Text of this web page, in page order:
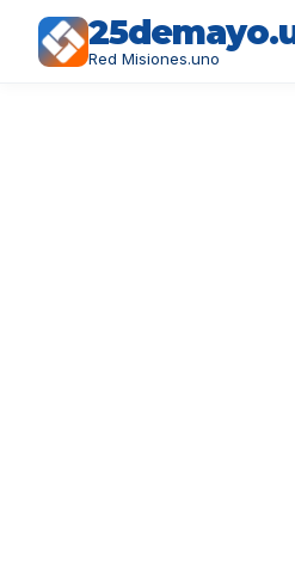
Red Misiones.uno